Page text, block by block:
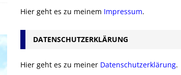
Hier geht es zu meinem Impressum.
DATENSCHUTZERKLÄRUNG
Hier geht es zu meiner Datenschutzerklärung.